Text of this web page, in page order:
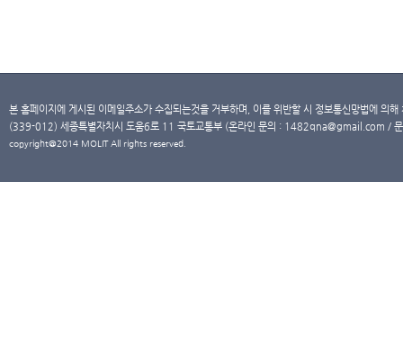
본 홈페이지에 게시된 이메일주소가 수집되는것을 거부하며, 이를 위반할 시 정보통신망법에 의
(339-012) 세종특별자치시 도움6로 11 국토교통부 (온라인 문의 : 1482qna@gmail.com /
copyright@2014 MOLIT All rights reserved.